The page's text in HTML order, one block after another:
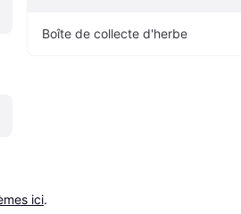
Boîte de collecte d'herbe
ici.